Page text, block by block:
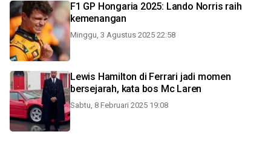
F1 GP Hongaria 2025: Lando Norris raih
kemenangan
Minggu, 3 Agustus 2025 22:58
Lewis Hamilton di Ferrari jadi momen
bersejarah, kata bos Mc Laren
Sabtu, 8 Februari 2025 19:08